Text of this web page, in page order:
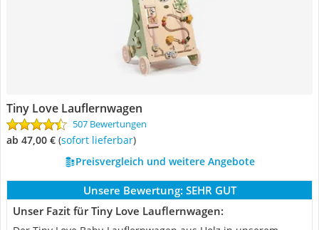
Tiny Love Lauflernwagen
507 Bewertungen
ab 47,00 € ( Sofort lieferbar)
Preisvergleich und weitere Angebote
Unsere Bewertung: SEHR GUT
Unser Fazit für Tiny Love Lauflernwagen: